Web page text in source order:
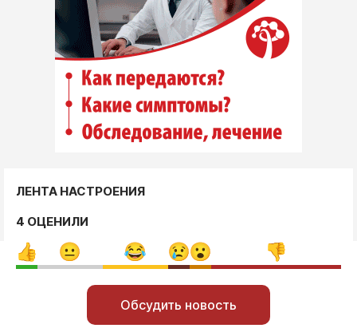
ЛЕНТА НАСТРОЕНИЯ
4 ОЦЕНИЛИ
Обсудить новость